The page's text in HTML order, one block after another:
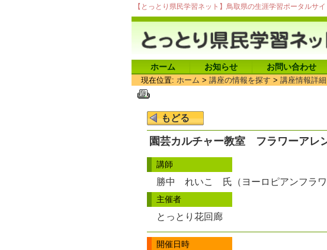
【とっとり県民学習ネット】鳥取県の生涯学習ポータルサイ
ホーム お知らせ お問い合わせ
現在位置: ホーム > 講座の情報を探す > 講座情報詳細
園芸カルチャー教室 フラワーアレ
講師
勝中 れいこ 氏（ヨーロピアンフラワ
主催者
とっとり花回廊
開催日時